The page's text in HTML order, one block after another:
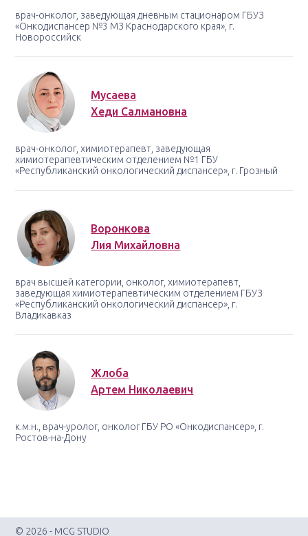
врач-онколог, заведующая дневным стационаром ГБУЗ
«Онкодиспансер №3 МЗ Краснодарского края», г.
Новороссийск
Мусаева
Хеди Салмановна
врач-онколог, химиотерапевт, заведующая
химиотерапевтическим отделением №1 ГБУ
«Республиканский онкологический диспансер», г. Грозный
Воронкова
Лия Михайловна
врач высшей категории, онколог, химиотерапевт,
заведующая химиотерапевтическим отделением ГБУЗ
«Республиканский онкологический диспансер», г.
Владикавказ
Жлоба
Артем Николаевич
к.м.н., врач-уролог, онколог ГБУ РО «Онкодиспансер», г.
Ростов-на-Дону
© 2026 - MCG STUDIO